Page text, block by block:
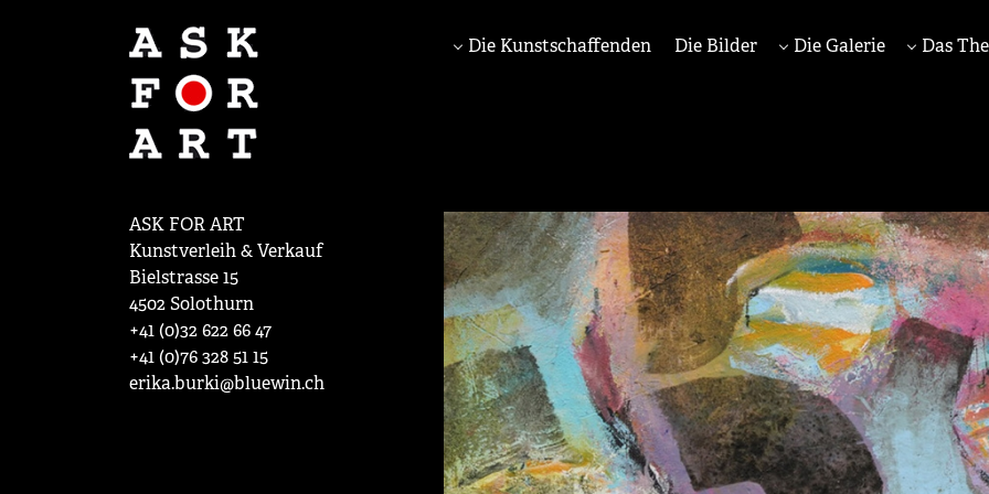
Die Kunstschaffenden Die Bilder Die Galerie Das
ASK FOR ART
Kunstverleih & Verkauf
Bielstrasse 15
4502 Solothurn
+41 (0)32 622 66 47
+41 (0)76 328 51 15
erika.burki@bluewin.ch